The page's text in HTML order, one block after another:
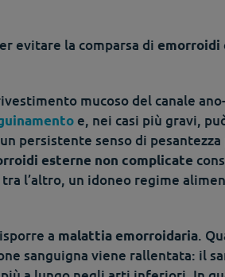
evitare la comparsa di emorroidi
mucoso del canale
e, nei casi più gravi,
persistente senso di
esterne non complicate
l’altro, un idoneo regime
a malattia emorroidaria.
sanguigna viene rallentata: il